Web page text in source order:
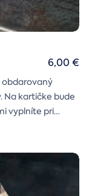
obdarovaný
Na kartičke bude
vyplníte pri
6,00 €